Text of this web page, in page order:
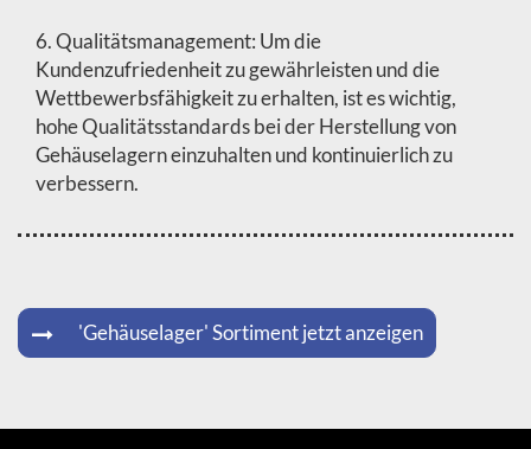
6. Qualitätsmanagement: Um die
Kundenzufriedenheit zu gewährleisten und die
Wettbewerbsfähigkeit zu erhalten, ist es wichtig,
hohe Qualitätsstandards bei der Herstellung von
Gehäuselagern einzuhalten und kontinuierlich zu
verbessern.
'Gehäuselager' Sortiment jetzt anzeigen